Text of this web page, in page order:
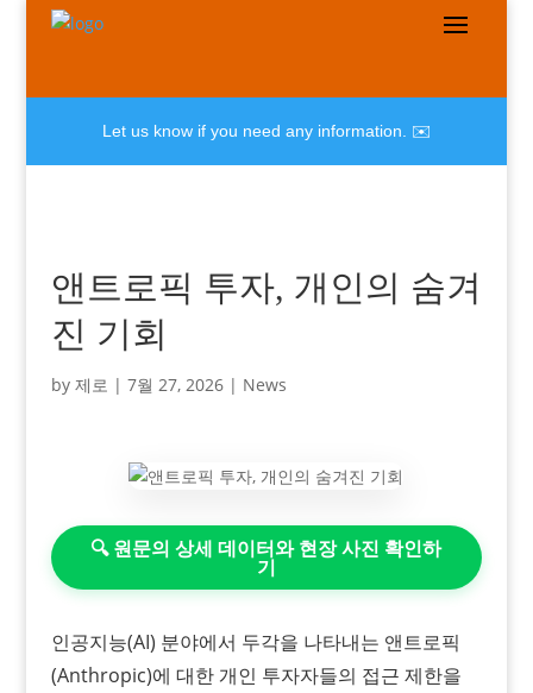
Let us know if you need any information. ✉️
앤트로픽 투자, 개인의 숨겨
진 기회
by 제로 | 7월 27, 2026| News
🔍 원문의 상세 데이터와 현장 사진 확인하
기
인공지능(AI) 분야에서 두각을 나타내는 앤트로픽
(Anthropic)에 대한 개인 투자자들의 접근 제한을